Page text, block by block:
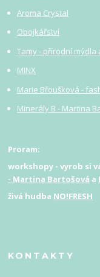
Aroma Crystal
Obojkářství
Tamy - přírodní mýdla
MINX
Marie Břoušková -
Minerály B - Martina
Proram:
workshopy - vyrob si
- Martina Bartošová a
živá hudba NO!FRESH
KONTAKTY